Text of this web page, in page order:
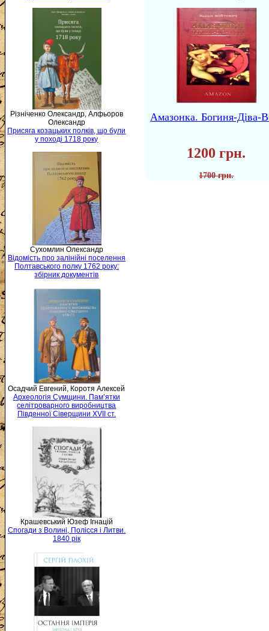
Різніченко Олександр, Алфьоров
Олександр
Присяга козацьких полків, що були
у поході 1718 року
Сухомлин Олександр
Відомість про залінійні поселення
Полтавського полку 1762 року:
збірник документів
Осадчий Евгений, Коротя Алексей
Археологія Сумщини. Пам’ятки
селітроварного виробництва
Південної Сіверщини XVII ст.
Крашевський Юзеф Ігнацій
Спогади з Волині, Полісся і Литви.
1840 рік
Амазонка. Богиня-Діва-
1200 грн.
1700 грн.